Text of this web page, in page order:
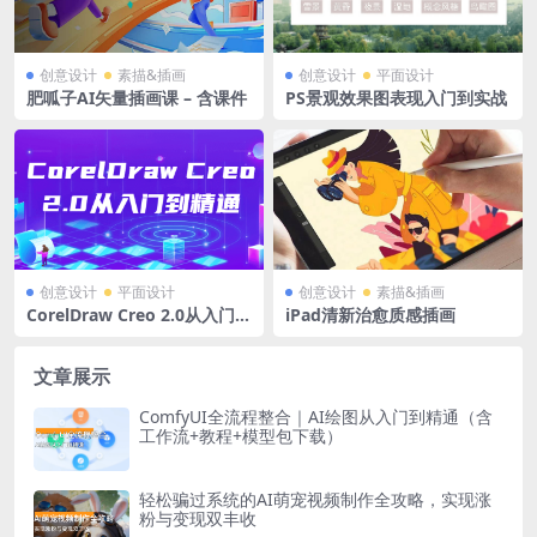
创意设计 素描&插画
肥呱子AI矢量插画课 – 含课件
创意设计 平面设计
PS景观效果图表现入门到实战
创意设计 平面设计
CorelDraw Creo 2.0从入门到
创意设计 素描&插画
iPad清新治愈质感插画
文章展示
ComfyUI全流程整合｜AI绘图从入门到精通（含
工作流+教程+模型包下载）
轻松骗过系统的AI萌宠视频制作全攻略，实现涨
粉与变现双丰收